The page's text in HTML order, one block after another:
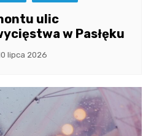
ulic
w Pasłęku
lipca 2026